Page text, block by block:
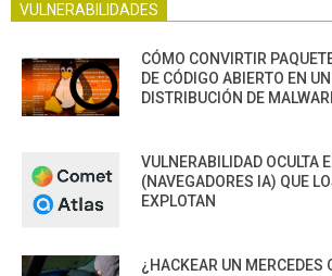
VULNERABILIDADES
CÓMO CONVIRTIR
DE CÓDIGO ABIERTO EN
DISTRIBUCIÓN DE
VULNERABILIDAD OCULTA
(NAVEGADORES IA) QUE
EXPLOTAN
¿HACKEAR UN MERCEDES